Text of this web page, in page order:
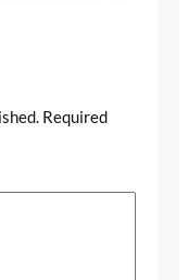
Required